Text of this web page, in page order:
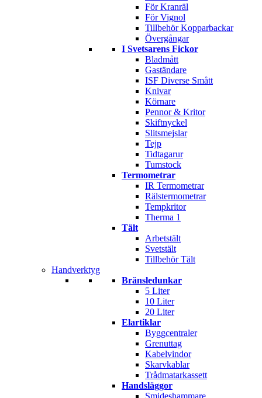
För Kranräl
För Vignol
Tillbehör Kopparbackar
Övergångar
I Svetsarens Fickor
Bladmått
Gaständare
ISF Diverse Smått
Knivar
Körnare
Pennor & Kritor
Skiftnyckel
Slitsmejslar
Tejp
Tidtagarur
Tumstock
Termometrar
IR Termometrar
Rälstermometrar
Tempkritor
Therma 1
Tält
Arbetstält
Svetstält
Tillbehör Tält
Handverktyg
Bränsledunkar
5 Liter
10 Liter
20 Liter
Elartiklar
Byggcentraler
Grenuttag
Kabelvindor
Skarvkablar
Trådmatarkassett
Handsläggor